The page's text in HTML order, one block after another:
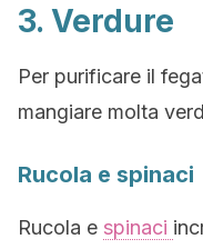
3. Verdure
Per purificare il
mangiare molta
Rucola e spinaci
Rucola e spinaci